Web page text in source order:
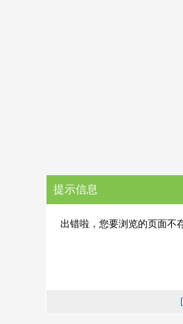
提示信息
出错啦，您要浏览的页面不